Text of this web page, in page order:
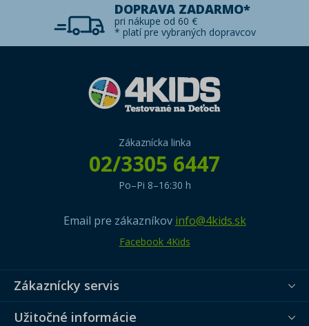
DOPRAVA ZADARMO*
pri nákupe od 60 €
* platí pre vybraných dopravcov
Zákaznícka linka
02/3305 6447
Po–Pi 8–16:30 h
Email pre zákazníkov info@4kids.sk
Facebook 4Kids
Zákaznícky servis
Užitočné informácie